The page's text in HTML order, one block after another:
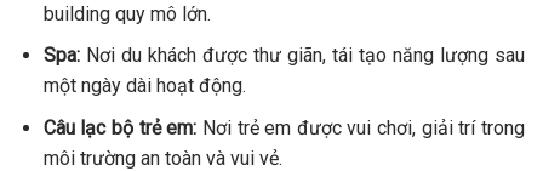
building quy mô lớn.
Spa:Nơi du khách được thư giãn, tái tạo năng lượng sau
một ngày dài hoạt động.
Câu lạc bộ trẻ em: Nơi trẻ em được vui chơi, giải trí trong
môi trường an toàn và vui vẻ.